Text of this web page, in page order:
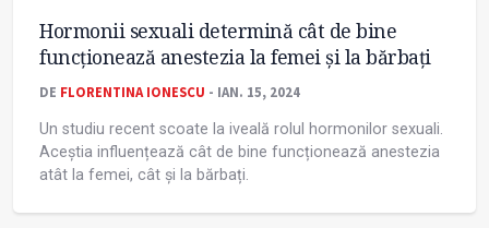
Hormonii sexuali determină cât de bine
funcționează anestezia la femei și la bărbați
DE FLORENTINA IONESCU - IAN. 15, 2024
Un studiu recent scoate la iveală rolul hormonilor sexuali.
Aceștia influențează cât de bine funcționează anestezia
atât la femei, cât și la bărbați.